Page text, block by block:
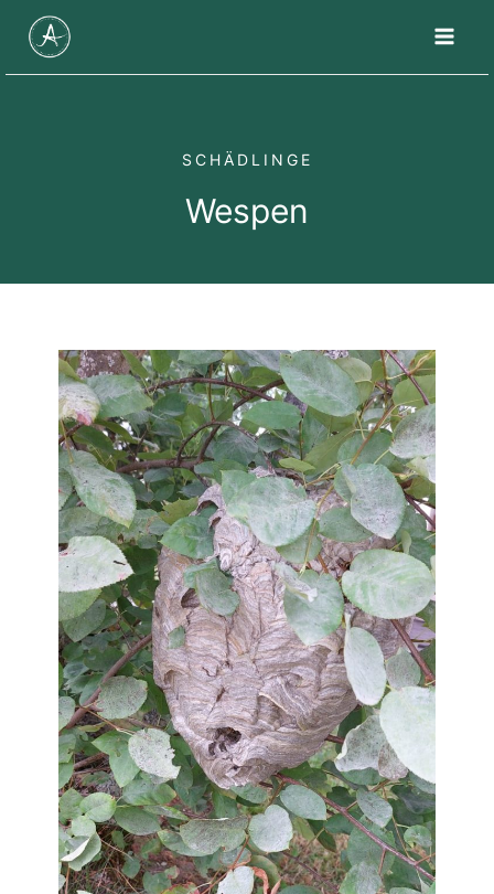
Inhalt
springen
SCHÄDLINGE
Wespen